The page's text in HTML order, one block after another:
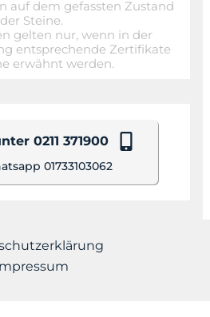
auf dem gefassten Zustand
der Steine.
gelten nur, wenn in der
entsprechende Zertifikate
erwähnt werden.
0211 371900
01733103062